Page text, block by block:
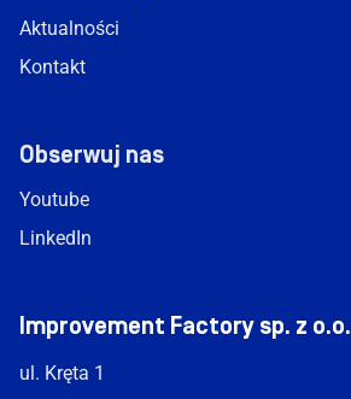
Aktualności
Kontakt
Obserwuj nas
Youtube
LinkedIn
Improvement Factory sp. z o.o.
ul. Kręta 1